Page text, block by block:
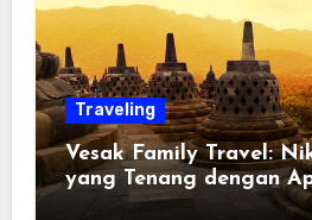
Traveling
Vesak Family Travel:
yang Tenang dengan
Pemindai PDF